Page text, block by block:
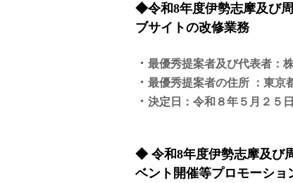
◆令和8年度伊勢志摩及び
ブサイトの改修業務
・ 最優秀提案者及び代表者：
・ 最優秀提案者の住所 ：東京
・ 決定日：令和８年５月２５日
◆ 令和8年度伊勢志摩及び
ベント開催等プロモーショ